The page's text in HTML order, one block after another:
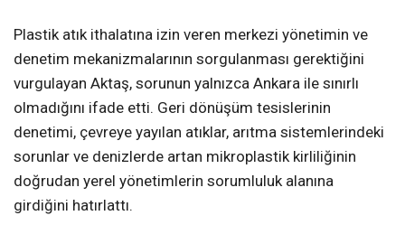
Plastik atık ithalatına izin veren merkezi yönetimin ve
denetim mekanizmalarının sorgulanması gerektiğini
vurgulayan Aktaş, sorunun yalnızca Ankara ile sınırlı
olmadığını ifade etti. Geri dönüşüm tesislerinin
denetimi, çevreye yayılan atıklar, arıtma sistemlerindeki
sorunlar ve denizlerde artan mikroplastik kirliliğinin
doğrudan yerel yönetimlerin sorumluluk alanına
girdiğini hatırlattı.